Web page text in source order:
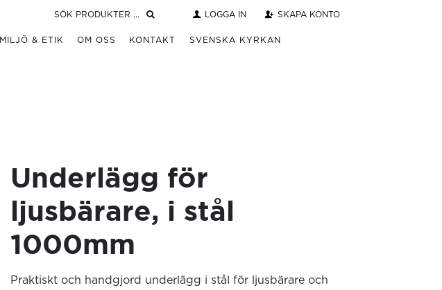
LOGGA IN SKAPA KONTO
MILJÖ & ETIK OM OSS KONTAKT SVENSKA KYRKAN
Underlägg för
ljusbärare, i stål
1000mm
Praktiskt och handgjord underlägg i stål för ljusbärare och